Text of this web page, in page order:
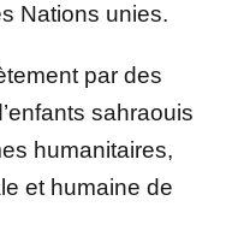
Nations unies.
par des
sahraouis
humanitaires,
et humaine de